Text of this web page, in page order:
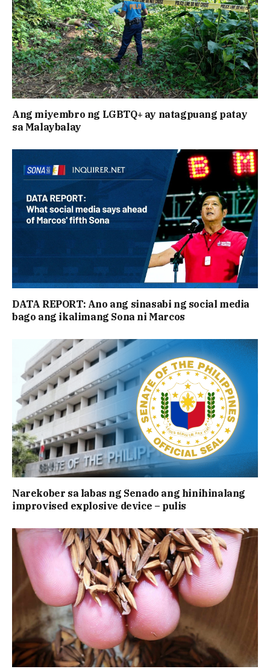
Ang miyembro ng LGBTQ+ ay natagpuang patay
sa Malaybalay
DATA REPORT: Ano ang sinasabi ng social media
bago ang ikalimang Sona ni Marcos
Narekober sa labas ng Senado ang hinihinalang
improvised explosive device – pulis